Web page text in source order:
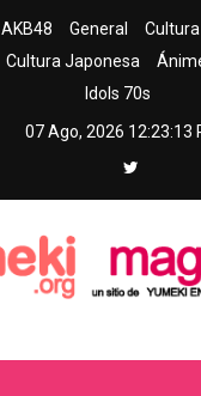
AKB48 General Cultura
Cultura Japonesa
Idols 70s
07 Ago, 2026 12:23:14